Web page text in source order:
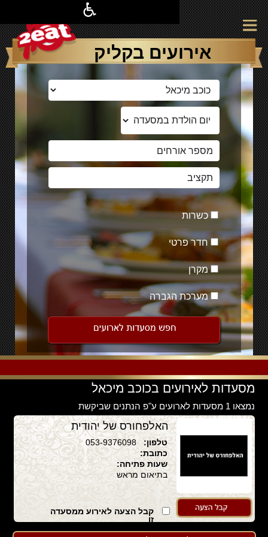
אירועים בקליק
כשרות
חדר פרטי
מקרן
מערכת הגברה
מסעדות לאירועים בכוכב מיכאל
נמצאו 1 מסעדות לארועים ע"פ הנתנים שביקשת
האלפחורס של יהודית
טלפון:053-9376098
כתובת:
שעות פתיחה:
בתיאום מראש
קבל הצעה לאירוע ממסעדה
זו